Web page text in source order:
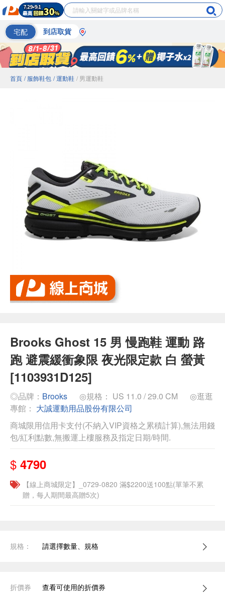
宅配 到店取貨
首頁 / 服飾鞋包 / 運動鞋 / 男運動鞋
Brooks Ghost 15 男 慢跑鞋 運動 路
跑 避震緩衝象限 夜光限定款 白 螢黃
[1103931D125]
◎品牌： Brooks ◎規格： US 11.0 / 29.0 CM
◎逛逛
專館： 大誠運動用品股份有限公司
商城限用信用卡支付(不納入VIP資格之累積計算),無法用錢
包/紅利點數,無搬運上樓服務及指定日期/時間.
$ 4790
【線上商城限定】_0729-0820 滿$2200送100點(單筆不累
贈，每人期間最高贈5次)
規格： 請選擇數量、規格
折價券 查看可使用的折價券